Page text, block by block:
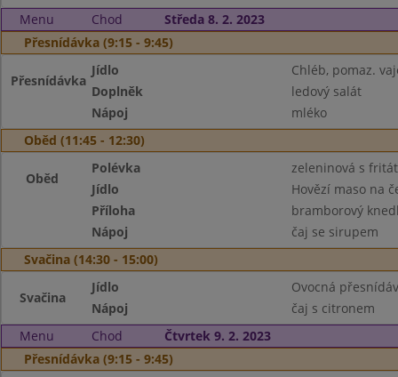
Menu
Chod
Středa 8. 2. 2023
Přesnídávka (9:15 - 9:45)
Přesnídávka
Jídlo
Chléb, pomaz.
Doplněk
ledový salát
Nápoj
mléko
Oběd (11:45 - 12:30)
Oběd
Polévka
zeleninová s
Jídlo
Hovězí maso na
Příloha
bramborový
Nápoj
čaj se sirupem
Svačina (14:30 - 15:00)
Svačina
Jídlo
Ovocná
Nápoj
čaj s citronem
Menu
Chod
Čtvrtek 9. 2. 2023
Přesnídávka (9:15 - 9:45)